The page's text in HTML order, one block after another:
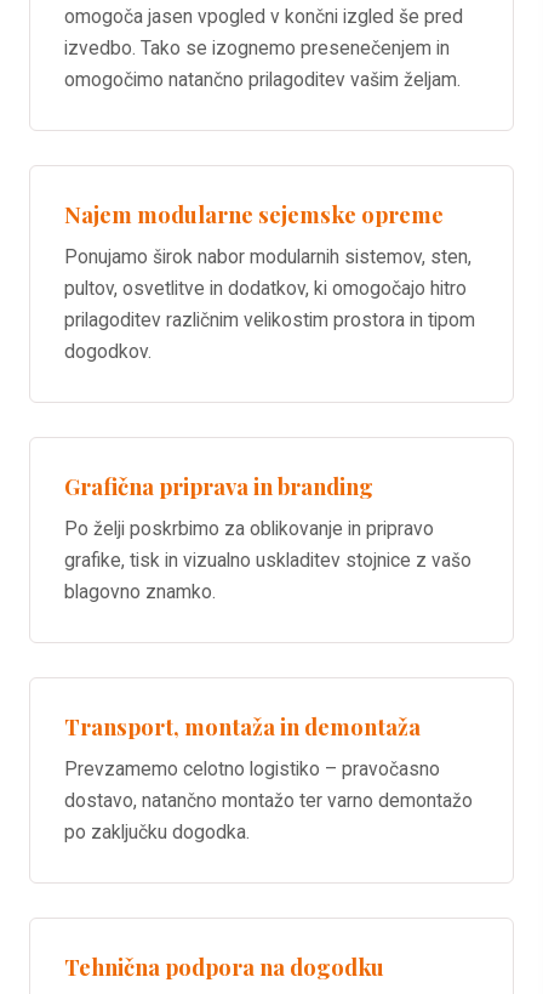
omogoča jasen vpogled v končni izgled še pred
izvedbo. Tako se izognemo presenečenjem in
omogočimo natančno prilagoditev vašim željam.
Najem modularne sejemske opreme
Ponujamo širok nabor modularnih sistemov, sten,
pultov, osvetlitve in dodatkov, ki omogočajo hitro
prilagoditev različnim velikostim prostora in tipom
dogodkov.
Grafična priprava in branding
Po želji poskrbimo za oblikovanje in pripravo
grafike, tisk in vizualno uskladitev stojnice z vašo
blagovno znamko.
Transport, montaža in demontaža
Prevzamemo celotno logistiko – pravočasno
dostavo, natančno montažo ter varno demontažo
po zaključku dogodka.
Tehnična podpora na dogodku